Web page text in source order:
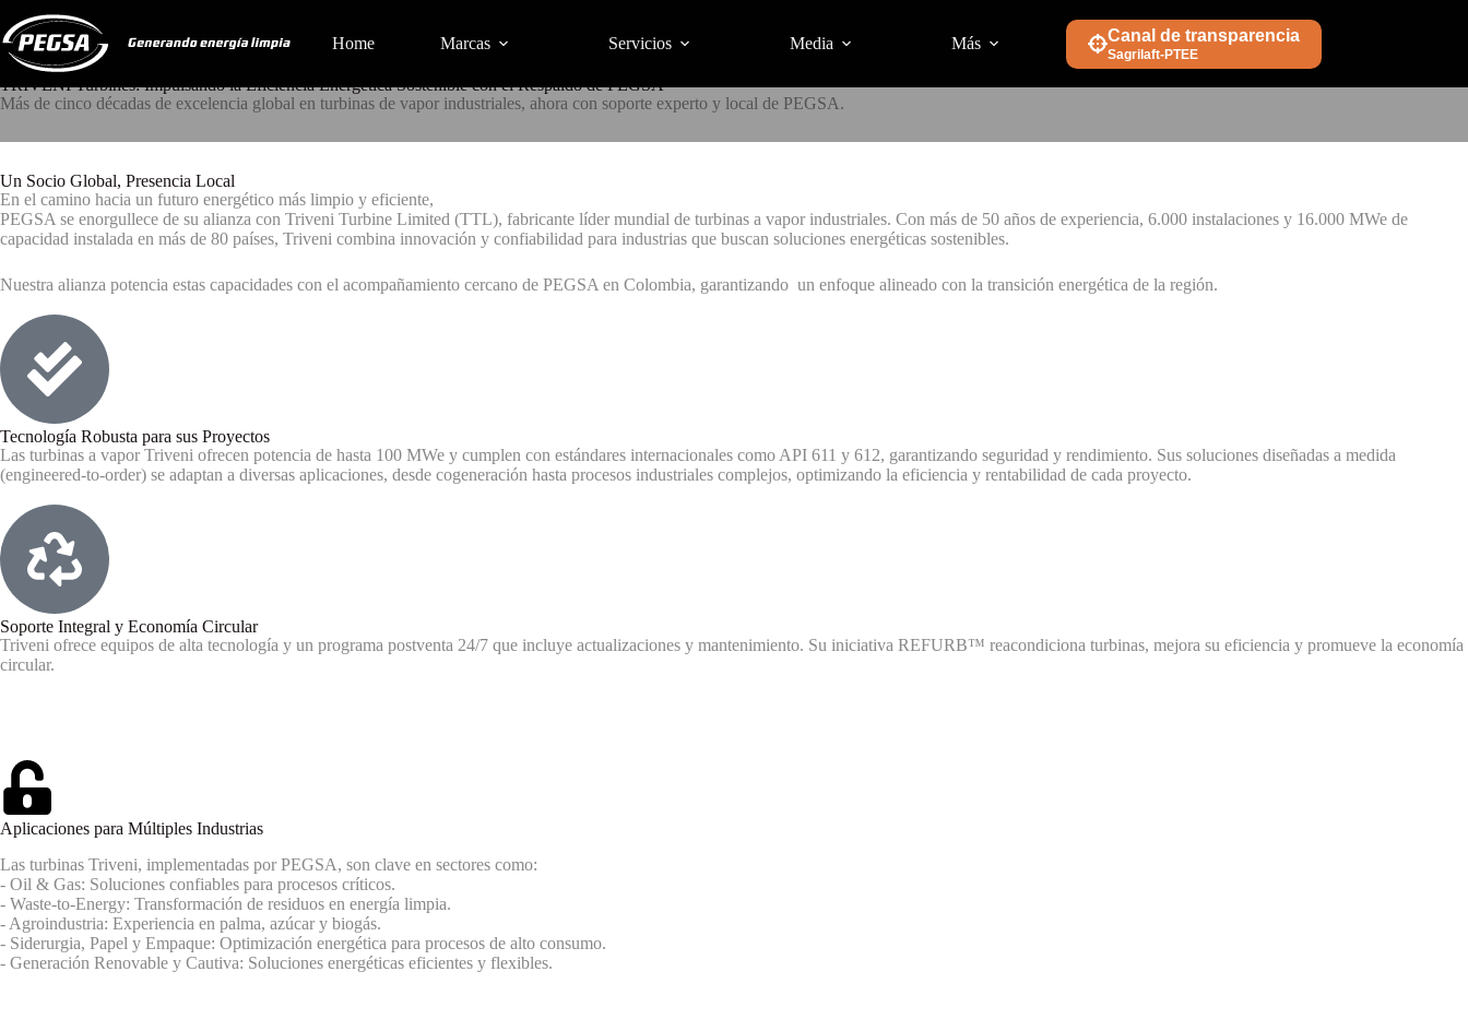
Home Marcas Servicios Media Más Canal de transparencia
Sagrilaft-PTEE
TRIVENI Turbines:
Impulsando la Eficiencia Energética Sostenible
TRIVENI Turbines: Impulsando la Eficiencia Energética Sostenible con el Respaldo de PEGSA
Más de cinco décadas de excelencia global en turbinas de vapor industriales, ahora con soporte experto y local de PEGSA.
Un Socio Global, Presencia Local
En el camino hacia un futuro energético más limpio y eficiente,
PEGSA se enorgullece de su alianza con Triveni Turbine Limited (TTL), fabricante líder mundial de turbinas a vapor industriales. Con más de 50 años de experiencia, 6.000 instalaciones y 16.000 MWe de
capacidad instalada en más de 80 países, Triveni combina innovación y confiabilidad para industrias que buscan soluciones energéticas sostenibles.
Nuestra alianza potencia estas capacidades con el acompañamiento cercano de PEGSA en Colombia, garantizando un enfoque alineado con la transición energética de la región.
Tecnología Robusta para sus Proyectos
Las turbinas a vapor Triveni ofrecen potencia de hasta 100 MWe y cumplen con estándares internacionales como API 611 y 612, garantizando seguridad y rendimiento. Sus soluciones diseñadas a medida
(engineered-to-order) se adaptan a diversas aplicaciones, desde cogeneración hasta procesos industriales complejos, optimizando la eficiencia y rentabilidad de cada proyecto.
Soporte Integral y Economía Circular
Triveni ofrece equipos de alta tecnología y un programa postventa 24/7 que incluye actualizaciones y mantenimiento. Su iniciativa REFURB™ reacondiciona turbinas, mejora su eficiencia y promueve la economía
circular.
Aplicaciones para Múltiples Industrias
Las turbinas Triveni, implementadas por PEGSA, son clave en sectores como:
- Oil & Gas: Soluciones confiables para procesos críticos.
- Waste-to-Energy: Transformación de residuos en energía limpia.
- Agroindustria: Experiencia en palma, azúcar y biogás.
- Siderurgia, Papel y Empaque: Optimización energética para procesos de alto consumo.
- Generación Renovable y Cautiva: Soluciones energéticas eficientes y flexibles.